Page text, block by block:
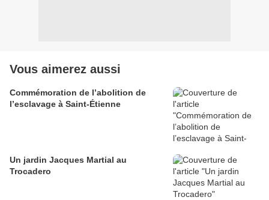
Vous aimerez aussi
Commémoration de l’abolition de
l’esclavage à Saint-Étienne
Un jardin Jacques Martial au
Trocadero